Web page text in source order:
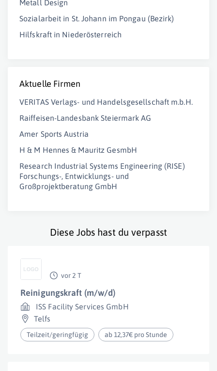
Metall Design
Sozialarbeit in St. Johann im Pongau (Bezirk)
Hilfskraft in Niederösterreich
Aktuelle Firmen
VERITAS Verlags- und Handelsgesellschaft m.b.H.
Raiffeisen-Landesbank Steiermark AG
Amer Sports Austria
H & M Hennes & Mauritz GesmbH
Research Industrial Systems Engineering (RISE)
Forschungs-, Entwicklungs- und
Großprojektberatung GmbH
Diese Jobs hast du verpasst
vor 2 T
Reinigungskraft (m/w/d)
ISS Facility Services GmbH
Telfs
Teilzeit/geringfügig ab 12,37€ pro Stunde